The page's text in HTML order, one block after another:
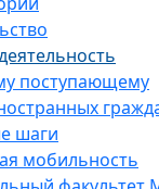
поступающему
шаги
мобильность